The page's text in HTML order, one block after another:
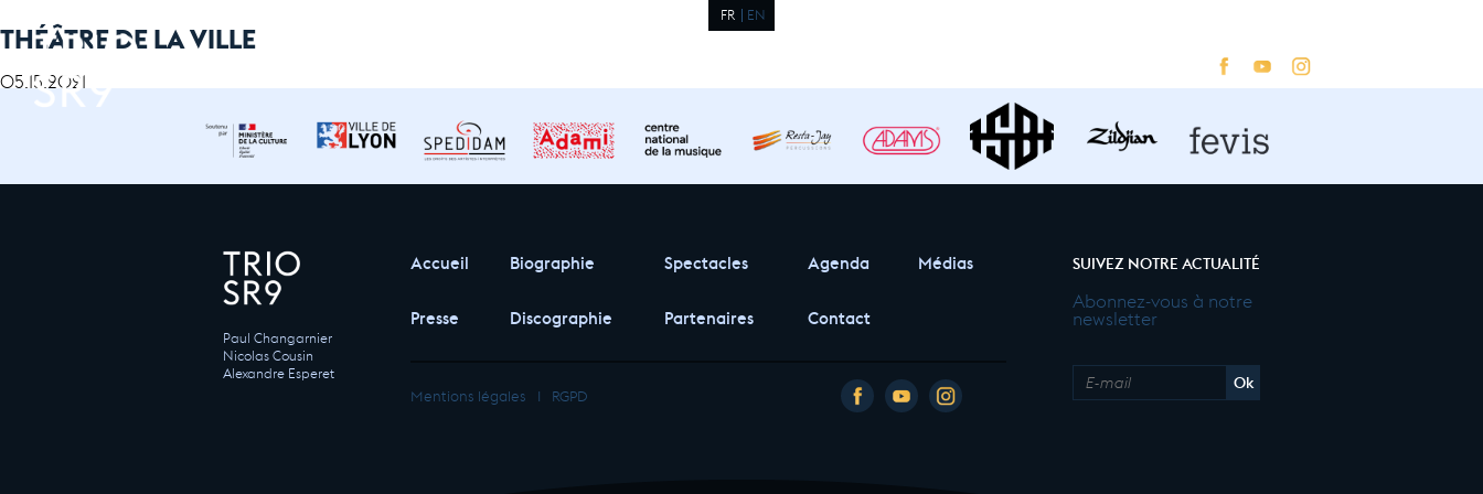
FR EN
THÉÂTRE DE LA VILLE
05.15.2021
Paul Changarnier
Nicolas Cousin
Alexandre Esperet
Accueil Biographie Spectacles Agenda Médias
Presse Discographie Partenaires Contact
Mentions légales I RGPD
SUIVEZ NOTRE ACTUALITÉ
Abonnez-vous à notre
newsletter